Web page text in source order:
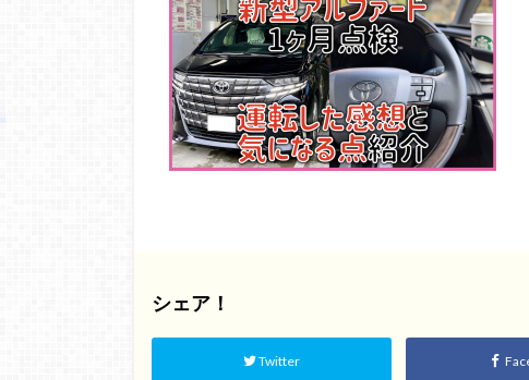
シェア！
Twitter